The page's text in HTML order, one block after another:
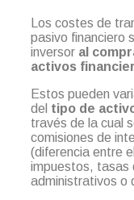
Los costes de
pasivo financiero
inversor al
activos
Estos pueden
del tipo de
través de la cual
comisiones de
(diferencia entre
impuestos, tasas
administrativos o